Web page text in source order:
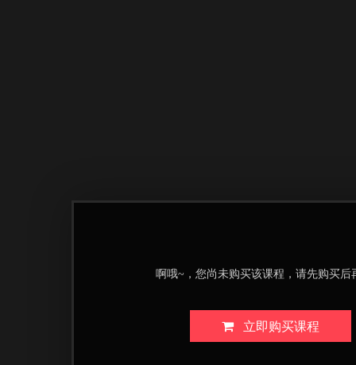
啊哦~，您尚未购买该课程，请先购买后
立即购买课程